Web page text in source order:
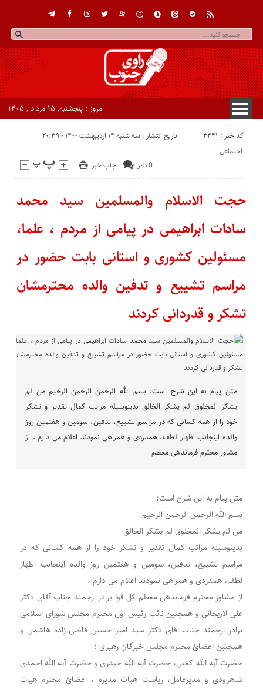
امروز : پنجشنبه, ۱۵ مرداد , ۱۴۰۵
کد خبر : 3441 تاریخ انتشار : سه شنبه ۱۴ اردیبهشت ۱۴۰۰ - ۲۰:۳۹
چاپ خبر 0 نظر
اجتماعی
حجت الاسلام والمسلمین سید محمد
سادات ابراهیمی در پیامی از مردم ، علما،
مسئولین کشوری و استانی بابت حضور در
مراسم تشییع و تدفین والده محترمشان
تشکر و قدردانی کردند
متن پیام به این شرح است: بسم الله الرحمن الرحمن الرحیم من لم
یشکر المخلوق لم یشکر الخالق بدینوسیله مراتب کمال تقدیر و تشکر
خود را از همه کسانی که در مراسم تشییع، تدفین، سومین و هفتمین روز
والده اینجانب اظهار لطف، همدردی و همراهی نمودند اعلام می دارم . از
مشاور محترم فرماندهی معظم
متن پیام به این شرح است:
بسم الله الرحمن الرحمن الرحیم
من لم یشکر المخلوق لم یشکر الخالق
بدینوسیله مراتب کمال تقدیر و تشکر خود را از همه کسانی که در
مراسم تشییع، تدفین، سومین و هفتمین روز والده اینجانب اظهار
لطف، همدردی و همراهی نمودند اعلام می دارم .
از مشاور محترم فرماندهی معظم کل قوا برادر ارجمند جناب آقای دکتر
علی لاریجانی و همچنین نائب رئیس اول محترم مجلس شورای اسلامی
برادر ارجمند جناب اقای دکتر سید امیر حسین قاضی زاده هاشمی و
همچنین اعضائ محترم مجلس خبرگان رهبری :
حضرت آیه الله کعبی، حضرت آیه الله حیدری و حضرت آیه الله احمدی
شاهرودی و مدیرعامل، ریاست هیات مدیره ، اعضائ محترم هیات